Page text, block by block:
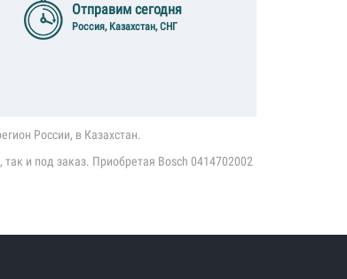
Отправим сегодня
Россия, Казахстан, СНГ
России, в Казахстан.
и под заказ. Приобретая Bosch 0414702002